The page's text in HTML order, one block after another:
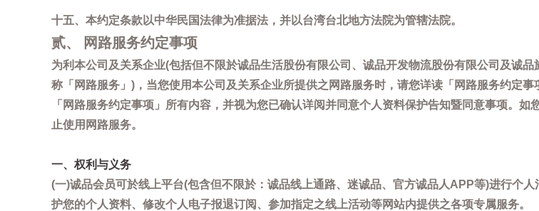
十五、本约定条款以中华民国法律为准据法，并以台湾台北地方法院为管辖法院。
贰、 网路服务约定事项
为利本公司及关系企业(包括但不限於诚品生活股份有限公司、诚品开发物流股份有限公司及诚
称「网路服务」)，当您使用本公司及关系企业所提供之网路服务时，请您详读「网路服务约定
「网路服务约定事项」所有内容，并视为您已确认详阅并同意个人资料保护告知暨同意事项。
止使用网路服务。
一、权利与义务
(一)诚品会员可於线上平台(包含但不限於：诚品线上通路、迷诚品、官方诚品人APP等)进行个
护您的个人资料、修改个人电子报退订阅、参加指定之线上活动等网站内提供之各项专属服务。